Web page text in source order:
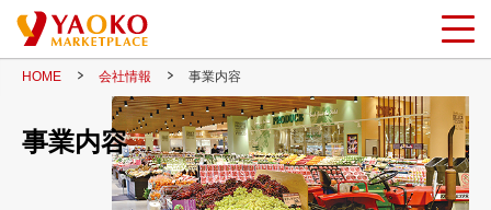
HOME 会社情報 事業内容
事業内容